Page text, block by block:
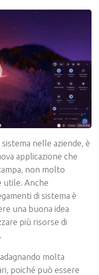
nelle aziende, è
applicazione che
non molto
utile. Anche
di sistema è
una buona idea
più risorse di
molta
poiché può essere